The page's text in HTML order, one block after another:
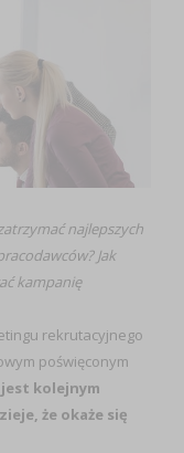
najlepszych
Jak
kampanię
rekrutacyjnego
poświęconym
jest kolejnym
że okaże się